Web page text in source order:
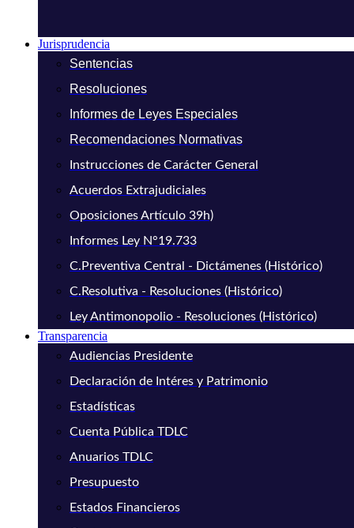
Jurisprudencia
Sentencias
Resoluciones
Informes de Leyes Especiales
Recomendaciones Normativas
Instrucciones de Carácter General
Acuerdos Extrajudiciales
Oposiciones Artículo 39h)
Informes Ley N°19.733
C.Preventiva Central - Dictámenes (Histórico)
C.Resolutiva - Resoluciones (Histórico)
Ley Antimonopolio - Resoluciones (Histórico)
Transparencia
Audiencias Presidente
Declaración de Intéres y Patrimonio
Estadísticas
Cuenta Pública TDLC
Anuarios TDLC
Presupuesto
Estados Financieros